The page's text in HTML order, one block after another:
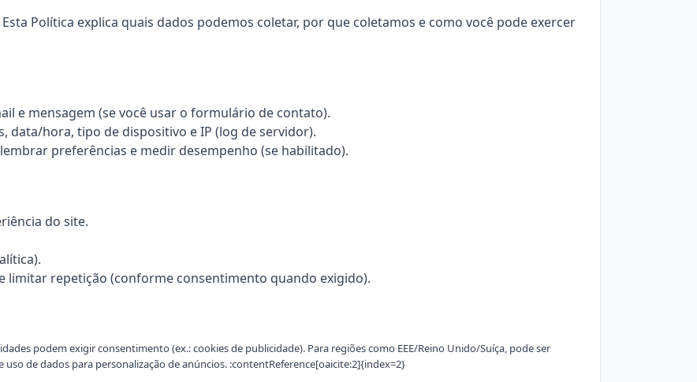
Política explica quais dados podemos coletar, por que coletamos e como você pode exercer
e mensagem (se você usar o formulário de contato).
data/hora, tipo de dispositivo e IP (log de servidor).
preferências e medir desempenho (se habilitado).
do site.
limitar repetição (conforme consentimento quando exigido).
podem exigir consentimento (ex.: cookies de publicidade). Para regiões como EEE/Reino Unido/Suíça, pode ser
de dados para personalização de anúncios. :contentReference[oaicite:2]{index=2}